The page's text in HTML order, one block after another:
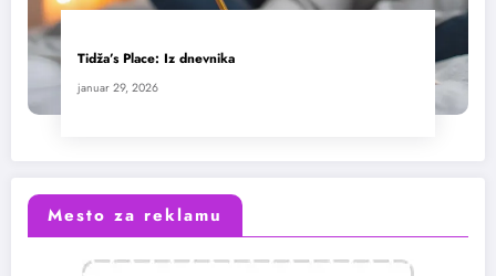
Tidža’s Place: Iz dnevnika
januar 29, 2026
Mesto za reklamu